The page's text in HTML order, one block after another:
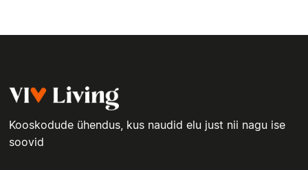
Kooskodude ühendus, kus naudid elu just nii nagu ise
soovid